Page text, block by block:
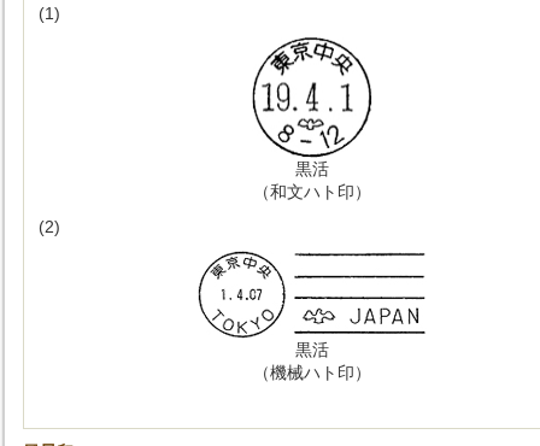
(1)
黒活
（和文ハト印）
(2)
黒活
（機械ハト印）